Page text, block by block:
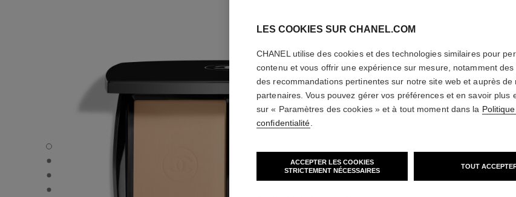
ULTRA LE TEINT - Vue par défaut
ULTRA LE TEINT - Vue alternative 1
ULTRA LE TEINT - Vue basique texture
ULTRA LE TEINT - product.packShot.APPLICATION_VISUAL_1
Teint
Réf. 172718
80 CHF
LES COOKIES SUR CHANEL.COM
CHANEL utilise des cookies et des technologies similaires pour
contenu et vous offrir une expérience sur mesure, notamment
des recommandations pertinentes sur notre site web et auprès de
partenaires. Vous pouvez gérer vos préférences et en savoir plus
sur « Paramètres des cookies » et à tout moment dans la
confidentialité
ACCEPTER LES COOKIES
STRICTEMENT NÉCESSAIRES
TOUT